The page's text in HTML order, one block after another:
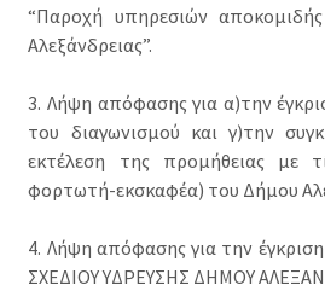
“Παροχή υπηρεσιών
Αλεξάνδρειας”.
3. Λήψη απόφασης για α)την
του διαγωνισμού και γ)την
εκτέλεση της προμήθειας με
φορτωτή-εκσκαφέα) του Δήμου
4. Λήψη απόφασης για την
ΣΧΕΔΙΟΥ ΥΔΡΕΥΣΗΣ ΔΗΜΟΥ